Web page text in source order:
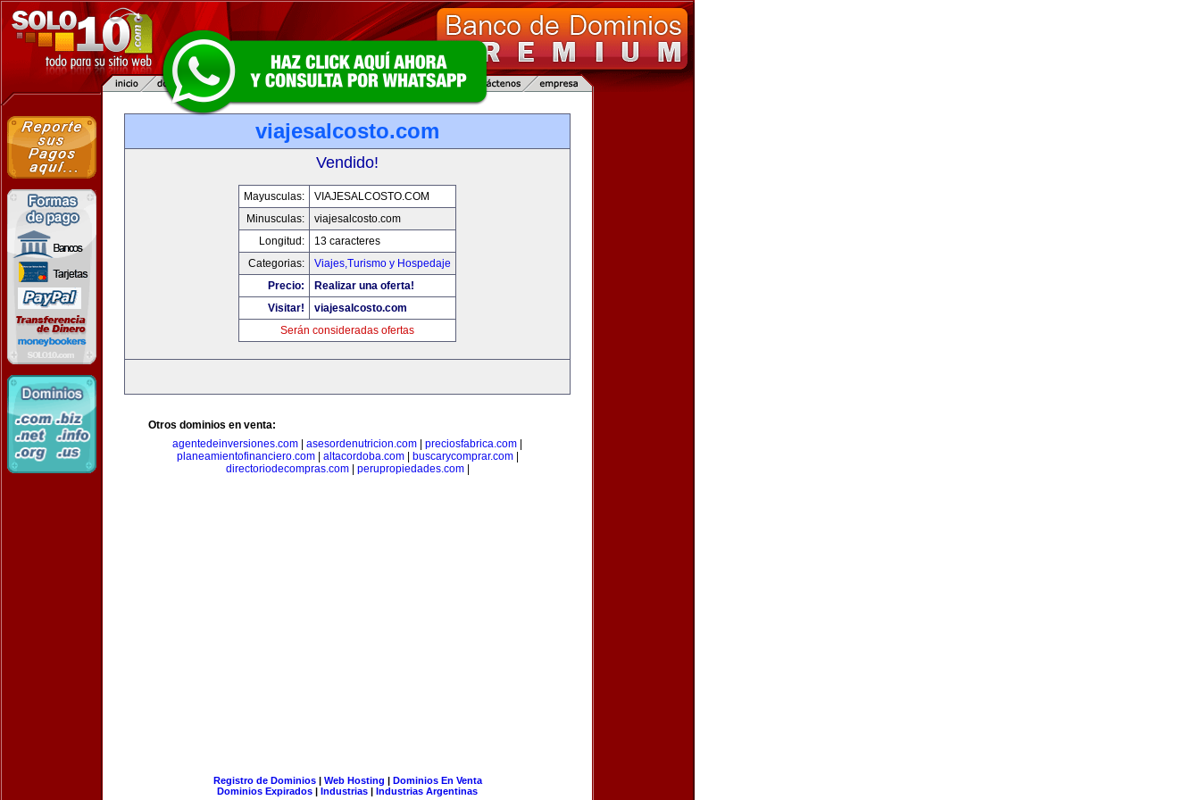
viajesalcosto.com
Vendido!
Mayusculas:
VIAJESALCOSTO.COM
Minusculas:
viajesalcosto.com
Longitud:
13 caracteres
Categorias:
Viajes,Turismo y Hospedaje
Precio:
Realizar una oferta!
Visitar!
viajesalcosto.com
Serán consideradas ofertas
Otros dominios en venta:
agentedeinversiones.com
asesordenutricion.com preciosfabrica.com
planeamientofinanciero.com| altacordoba.com| buscarycomprar.com|
directoriodecompras.com| perupropiedades.com|
Registro de Dominios| Web Hosting | Dominios En Venta
Dominios Expirados | Industrias | Industrias Argentinas